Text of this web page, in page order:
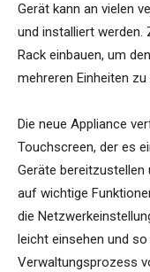
Gerät kann an vielen
und installiert werden.
Rack einbauen, um
mehreren Einheiten zu
Die neue Appliance
Touchscreen, der es
Geräte
auf wichtige
die
leicht einsehen und
Verwaltungsprozess